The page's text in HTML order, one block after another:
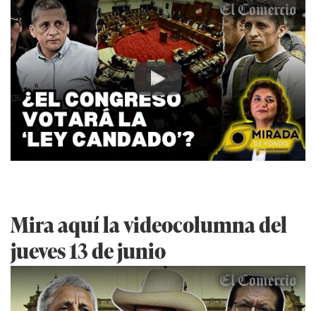
Play
Mira aquí la videocolumna del
jueves 13 de junio